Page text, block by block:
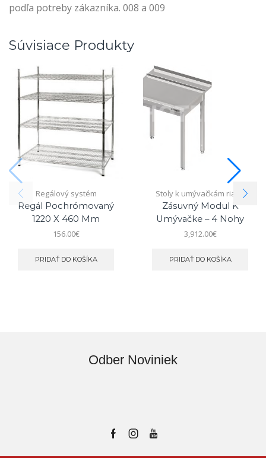
podľa potreby zákazníka. 008 a 009
Súvisiace Produkty
Regálový systém
Regál Pochrómovaný
1220 X 460 Mm
156.00€
PRIDAŤ DO KOŠÍKA
Stoly k umývačkám riadu
Zásuvný Modul K
Umývačke – 4 Nohy
3,912.00€
PRIDAŤ DO KOŠÍKA
Odber Noviniek